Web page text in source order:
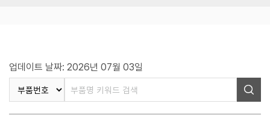
업데이트 날짜: 2026년 07월 03일